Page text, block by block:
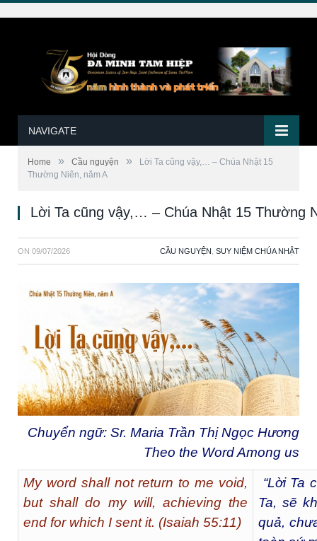
NAVIGATE
Home » Cầu nguyện »
Lời Ta cũng vậy,… – Chúa Nhật 15
Thường Niên, năm A
Lời Ta cũng vậy,… – Chúa Nhật 15 Thường
ON 09/07/2026 CẦU NGUYỆN SUY NIỆM CHÚA NHẬT
Chuyển ngữ: Sr. Maria Trần Thị Ngọc Hương
Theo the Word Among us
My word shall not return to me void,
but shall do my will, achieving the
end for which I sent it. (Isaiah 55:11)
“Lời Ta
Ta, sẽ
quả,